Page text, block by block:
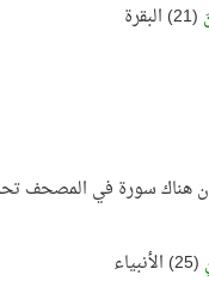
(21) البقرة
الذين وردت أسماؤهم في القرآن 25 نبيًّا،
(25) الأنبياء